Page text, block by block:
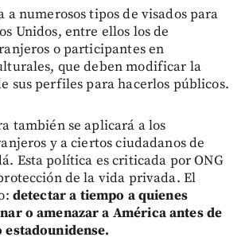
a numerosos tipos de visados para
Unidos, entre ellos los de
o participantes en
que deben modificar la
sus perfiles para hacerlos públicos.
también se aplicará a los
y a ciertos ciudadanos de
Esta política es criticada por ONG
de la vida privada. El
detectar a tiempo a quienes
o amenazar a América antes de
estadounidense.